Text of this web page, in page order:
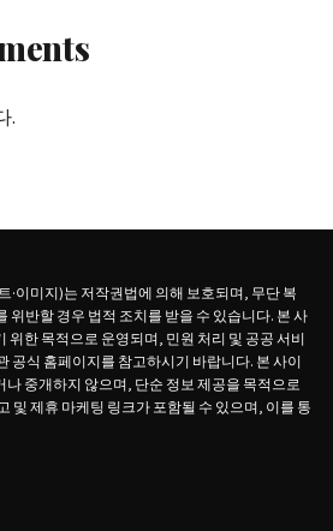
.
·이미지)는 저작권법에 의해 보호되며, 무단 복
위반할 경우 법적 조치를 받을 수 있습니다. 본 사
위한 목적으로 운영되며, 민원 처리 및 공공 서비
공식 홈페이지를 참고하시기 바랍니다. 본 사이
중개하지 않으며, 단순 정보 제공을 목적으로
및 제휴 마케팅 링크가 포함될 수 있으며, 이를 통